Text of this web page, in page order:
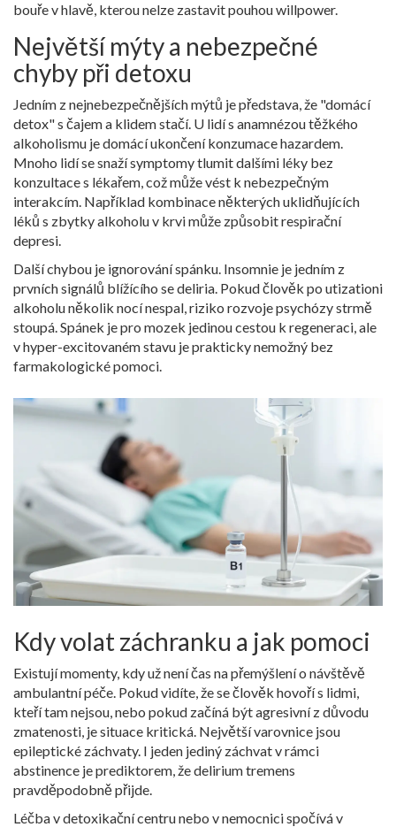
bouře v hlavě, kterou nelze zastavit pouhou willpower.
Největší mýty a nebezpečné
chyby při detoxu
Jedním z nejnebezpečnějších mýtů je představa, že "domácí
detox" s čajem a klidem stačí. U lidí s anamnézou těžkého
alkoholismu je domácí ukončení konzumace hazardem.
Mnoho lidí se snaží symptomy tlumit dalšími léky bez
konzultace s lékařem, což může vést k nebezpečným
interakcím. Například kombinace některých uklidňujících
léků s zbytky alkoholu v krvi může způsobit respirační
depresi.
Další chybou je ignorování spánku. Insomnie je jedním z
prvních signálů blížícího se deliria. Pokud člověk po utizationi
alkoholu několik nocí nespal, riziko rozvoje psychózy strmě
stoupá. Spánek je pro mozek jedinou cestou k regeneraci, ale
v hyper-excitovaném stavu je prakticky nemožný bez
farmakologické pomoci.
Kdy volat záchranku a jak pomoci
Existují momenty, kdy už není čas na přemýšlení o návštěvě
ambulantní péče. Pokud vidíte, že se člověk hovoří s lidmi,
kteří tam nejsou, nebo pokud začíná být agresivní z důvodu
zmatenosti, je situace kritická. Největší varovnice jsou
epileptické záchvaty. I jeden jediný záchvat v rámci
abstinence je prediktorem, že delirium tremens
pravděpodobně přijde.
Léčba vdetoxikační centrunebo v nemocnici spočívá v